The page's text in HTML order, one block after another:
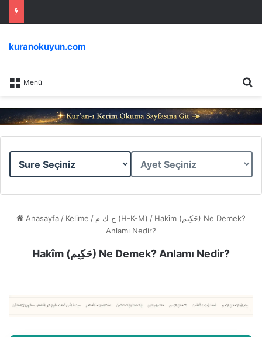
Menü
kuranokuyun.com
Sure
Ayet
Anasayfa / Kelime / ح ك م (H-K-M) / Hakîm (حَكِيم) Ne Demek?
Anlamı Nedir?
Hakîm (حَكِيم) Ne Demek? Anlamı Nedir?